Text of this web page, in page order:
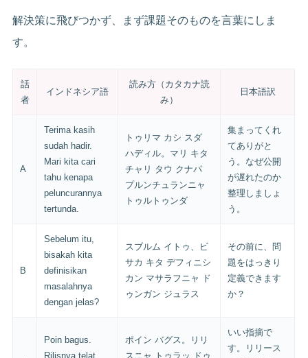
解決策に飛びつかず、まず課題そのものを言葉にしま
す。
話
者
インドネシア語
読み方（カタカナ読
み）
日本語訳
A
Terima kasih
sudah hadir.
Mari kita cari
tahu kenapa
peluncurannya
tertunda.
トゥリマ カシ スダ
ハディル。マリ キタ
チャリ タウ クナパ
プルンチュランニャ
トゥルトゥンダ
集まってくれ
てありがと
う。なぜ公開
が遅れたのか
整理しましょ
う。
B
Sebelum itu,
bisakah kita
definisikan
masalahnya
dengan jelas?
スブルム イトゥ、ビ
サカ キタ デフィニシ
カン マサラフニャ ド
ゥンガン ジュラス
その前に、問
題をはっきり
定義できます
か？
Poin bagus.
Rilisnya telat
ポイン バグス。リリ
スニャ トゥラッ ドゥ
いい指摘で
す。リリース